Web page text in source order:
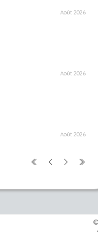
Août 2026
Août 2026
Août 2026